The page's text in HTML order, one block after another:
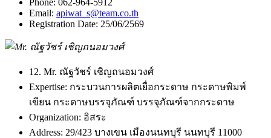
Phone: 062-964-5912
Email: apiwat_s@team.co.th
Registration Date: 25/06/2569
12. Mr. ณัฐวัชร์ เชิญถนอมวงศ์
Expertise: กระบวนการผลิตเยื่อกระดาษ กระดาษพิมพ์
เขียน กระดาษบรรจุภัณฑ์ บรรจุภัณฑ์จากกระดาษ
Organization: อิสระ
Address: 29/423 บางเขน เมืองนนทบุรี นนทบุรี 11000